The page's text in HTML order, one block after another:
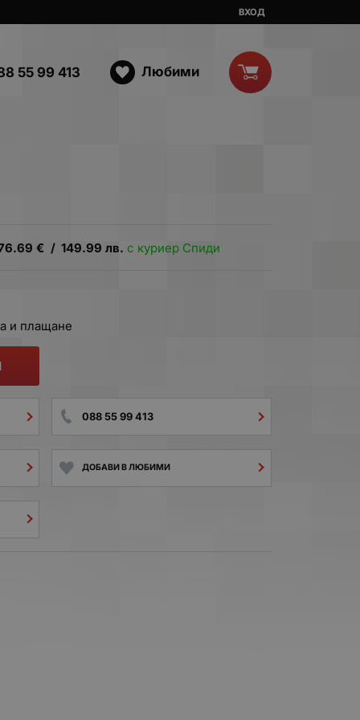
ВХОД
55 99 413 Любими
€ / 149.99 лв. с куриер Спиди
и плащане
088 55 99 413
ДОБАВИ В ЛЮБИМИ